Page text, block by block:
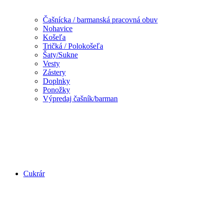
Čašnícka / barmanská pracovná obuv
Nohavice
Košeľa
Tričká / Polokošeľa
Šaty/Sukne
Vesty
Zástery
Doplnky
Ponožky
Výpredaj čašník/barman
Cukrár